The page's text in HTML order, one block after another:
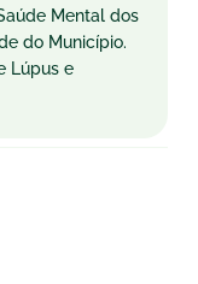
Mental dos
do Município.
Lúpus e